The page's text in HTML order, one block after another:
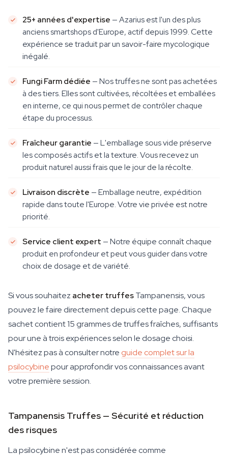
25+ années d'expertise — Azarius est l'un des plus
anciens smartshops d'Europe, actif depuis 1999. Cette
expérience se traduit par un savoir-faire mycologique
inégalé.
Fungi Farm dédiée — Nos truffes ne sont pas achetées
à des tiers. Elles sont cultivées, récoltées et emballées
en interne, ce qui nous permet de contrôler chaque
étape du processus.
Fraîcheur garantie — L'emballage sous vide préserve
les composés actifs et la texture. Vous recevez un
produit naturel aussi frais que le jour de la récolte.
Livraison discrète — Emballage neutre, expédition
rapide dans toute l'Europe. Votre vie privée est notre
priorité.
Service client expert — Notre équipe connaît chaque
produit en profondeur et peut vous guider dans votre
choix de dosage et de variété.
Si vous souhaitez acheter truffesTampanensis, vous
pouvez le faire directement depuis cette page. Chaque
sachet contient 15 grammes de truffes fraîches, suffisants
pour une à trois expériences selon le dosage choisi.
N'hésitez pas à consulter notre guide complet sur la
psilocybinepour approfondir vos connaissances avant
votre première session.
Tampanensis Truffes — Sécurité et réduction
des risques
La psilocybine n'est pas considérée comme